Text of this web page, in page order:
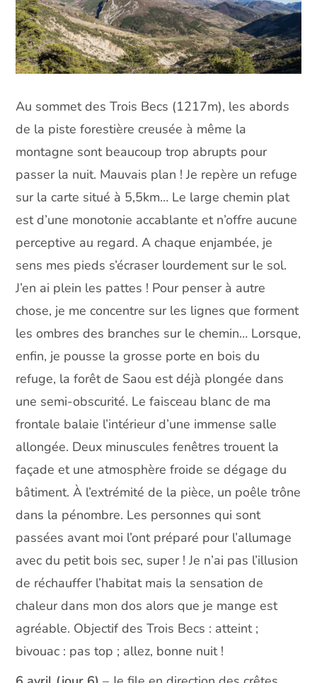
Au sommet des Trois Becs (1217m), les abords
de la piste forestière creusée à même la
montagne sont beaucoup trop abrupts pour
passer la nuit. Mauvais plan ! Je repère un refuge
sur la carte situé à 5,5km… Le large chemin plat
est d’une monotonie accablante et n’offre aucune
perceptive au regard. A chaque enjambée, je
sens mes pieds s’écraser lourdement sur le sol.
J’en ai plein les pattes ! Pour penser à autre
chose, je me concentre sur les lignes que forment
les ombres des branches sur le chemin… Lorsque,
enfin, je pousse la grosse porte en bois du
refuge, la forêt de Saou est déjà plongée dans
une semi-obscurité. Le faisceau blanc de ma
frontale balaie l’intérieur d’une immense salle
allongée. Deux minuscules fenêtres trouent la
façade et une atmosphère froide se dégage du
bâtiment. À l’extrémité de la pièce, un poêle trône
dans la pénombre. Les personnes qui sont
passées avant moi l’ont préparé pour l’allumage
avec du petit bois sec, super ! Je n’ai pas l’illusion
de réchauffer l’habitat mais la sensation de
chaleur dans mon dos alors que je mange est
agréable. Objectif des Trois Becs : atteint ;
bivouac : pas top ; allez, bonne nuit !